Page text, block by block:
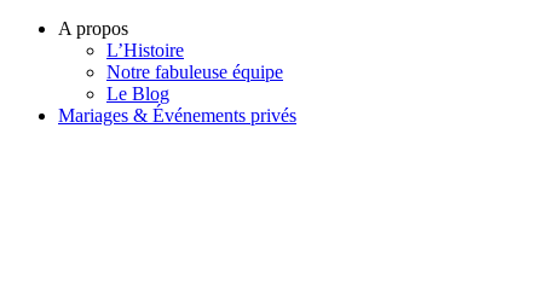
A propos
L’Histoire
Notre fabuleuse équipe
Le Blog
Mariages & Événements privés